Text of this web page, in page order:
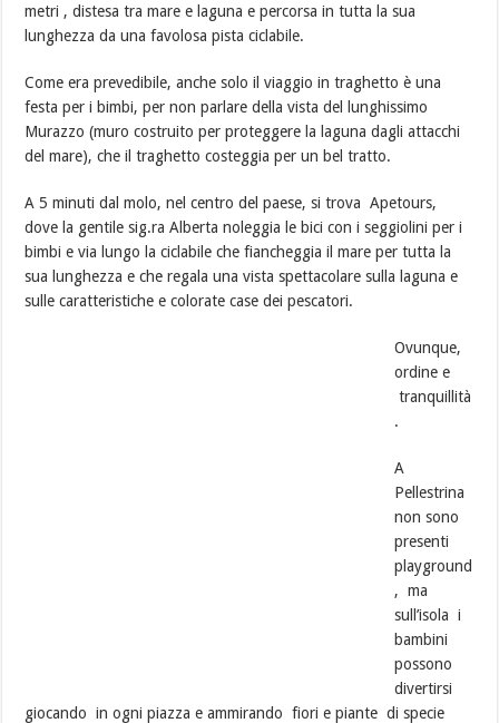
metri , distesa tra mare e laguna e percorsa in tutta la sua
lunghezza da una favolosa pista ciclabile.
Come era prevedibile, anche solo il viaggio in traghetto è una
festa per i bimbi, per non parlare della vista del lunghissimo
Murazzo (muro costruito per proteggere la laguna dagli attacchi
del mare), che il traghetto costeggia per un bel tratto.
A 5 minuti dal molo, nel centro del paese, si trova Apetours,
dove la gentile sig.ra Alberta noleggia le bici con i seggiolini per i
bimbi e via lungo la ciclabile che fiancheggia il mare per tutta la
sua lunghezza e che regala una vista spettacolare sulla laguna e
sulle caratteristiche e colorate case dei pescatori.
Ovunque,
ordine e
tranquillità
.
A
Pellestrina
non sono
presenti
playground
, ma
sull’isola i
bambini
possono
divertirsi
giocando in ogni piazza e ammirando fiori e piante di specie